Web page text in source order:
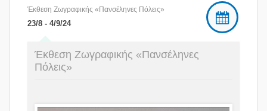
Έκθεση Ζωγραφικής «Πανσέληνες Πόλεις»
23/8 - 4/9/24
Έκθεση Ζωγραφικής «Πανσέληνες
Πόλεις»